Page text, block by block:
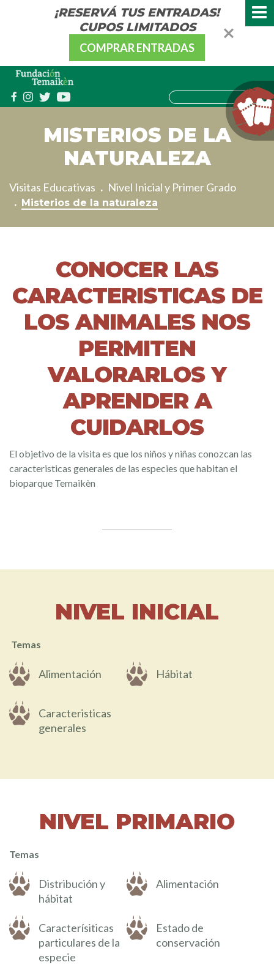
¡RESERVÁ TUS ENTRADAS!
CUPOS LIMITADOS
COMPRAR ENTRADAS
MISTERIOS DE LA
NATURALEZA
Visitas Educativas Nivel Inicial y Primer Grado
Misterios de la naturaleza
CONOCER LAS
CARACTERISTICAS DE
LOS ANIMALES NOS
PERMITEN
VALORARLOS Y
APRENDER A
CUIDARLOS
El objetivo de la visita es que los niños y niñas conozcan las
caracteristicas generales de las especies que habitan el
bioparque Temaikèn
NIVEL INICIAL
Temas
Alimentación Hábitat
Caracteristicas
generales
NIVEL PRIMARIO
Temas
Distribución y
hábitat
Alimentación
Caracterísiticas
particulares de la
especie
Estado de
conservación